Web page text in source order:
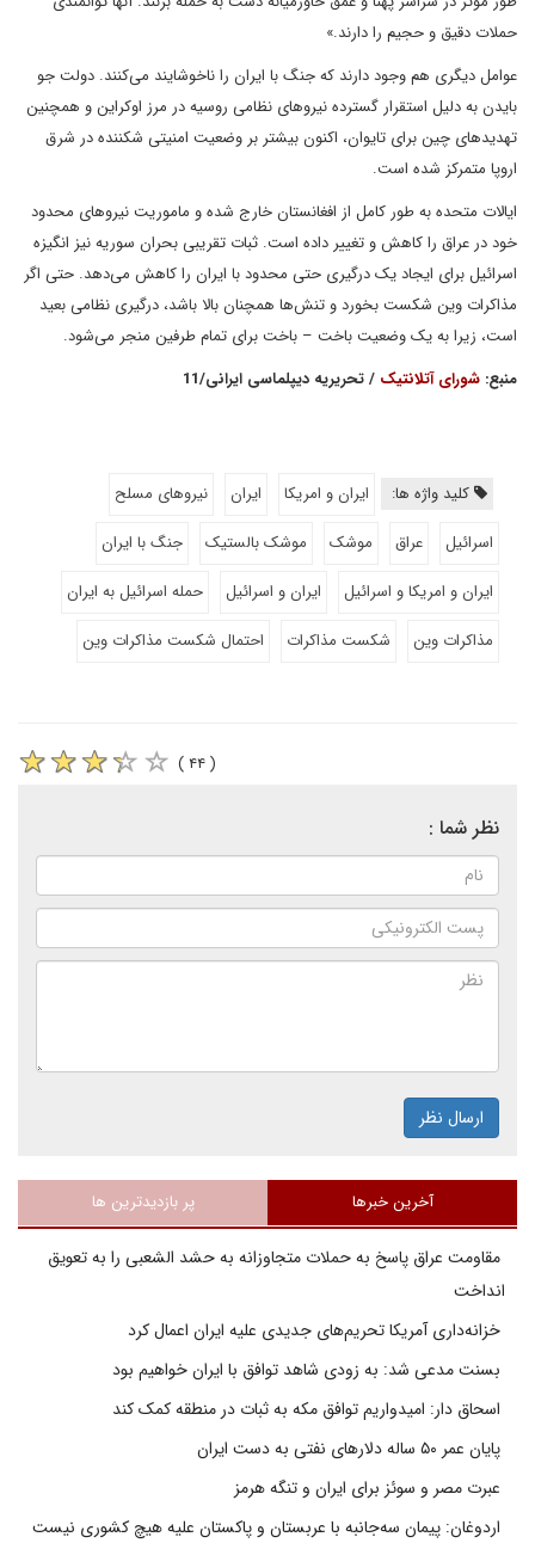
حملات دقیق و حجیم را دارند.»
عوامل دیگری هم وجود دارند که جنگ با ایران را ناخوشایند می‌کنند. دولت جو
بایدن به دلیل استقرار گسترده نیروهای نظامی روسیه در مرز اوکراین و همچنین
تهدیدهای چین برای تایوان، اکنون بیشتر بر وضعیت امنیتی شکننده در شرق
اروپا متمرکز شده است.
ایالات متحده به طور کامل از افغانستان خارج شده و ماموریت نیروهای محدود
خود در عراق را کاهش و تغییر داده است. ثبات تقریبی بحران سوریه نیز انگیزه
اسرائیل برای ایجاد یک درگیری حتی محدود با ایران را کاهش می‌دهد. حتی اگر
مذاکرات وین شکست بخورد و تنش‌ها همچنان بالا باشد، درگیری نظامی بعید
است، زیرا به یک وضعیت باخت – باخت برای تمام طرفین منجر می‌شود.
منبع: شورای آتلانتیک / تحریریه دیپلماسی ایرانی/11
کلید واژه ها: ایران و امریکا ایران
نیروهای مسلح
اسرائیل
عراق موشک موشک بالستیک
جنگ با ایران
ایران و امریکا و اسرائیل
ایران و اسرائیل
حمله اسرائیل به ایران
مذاکرات وین
شکست مذاکرات احتمال شکست مذاکرات وین
( ۴۴ )
نظر شما :
ارسال نظر
آخرین خبرها پر بازدیدترین ها
مقاومت عراق پاسخ به حملات متجاوزانه به حشد الشعبی را به تعویق
انداخت
خزانه‌داری آمریکا تحریم‌های جدیدی علیه ایران اعمال کرد
بسنت مدعی شد: به زودی شاهد توافق با ایران خواهیم بود
اسحاق دار: امیدواریم توافق مکه به ثبات در منطقه کمک کند
پایان عمر ۵۰ ساله دلارهای نفتی به دست ایران
عبرت مصر و سوئز برای ایران و تنگه هرمز
اردوغان: پیمان سه‌جانبه با عربستان و پاکستان علیه هیچ کشوری نیست